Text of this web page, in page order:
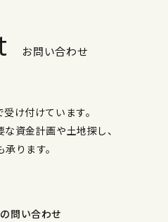
お問い合わせ
け付けています。
資金計画や土地探し、
ります。
問い合わせ